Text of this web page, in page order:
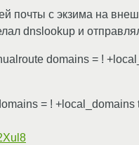
почты с экзима на
dnslookup и
domains = !
= !